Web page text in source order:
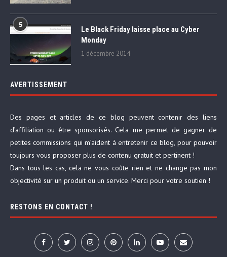
5
Le Black Friday laisse place au Cyber
Monday
1 décembre 2014
AVERTISSEMENT
Des pages et articles de ce blog peuvent contenir des liens
d’affiliation ou être sponsorisés. Cela me permet de gagner de
petites commissions qui m’aident à entretenir ce blog, pour pouvoir
toujours vous proposer plus de contenu gratuit et pertinent !
Dans tous les cas, cela ne vous coûte rien et ne change pas mon
objectivité sur un produit ou un service. Merci pour votre soutien !
RESTONS EN CONTACT !